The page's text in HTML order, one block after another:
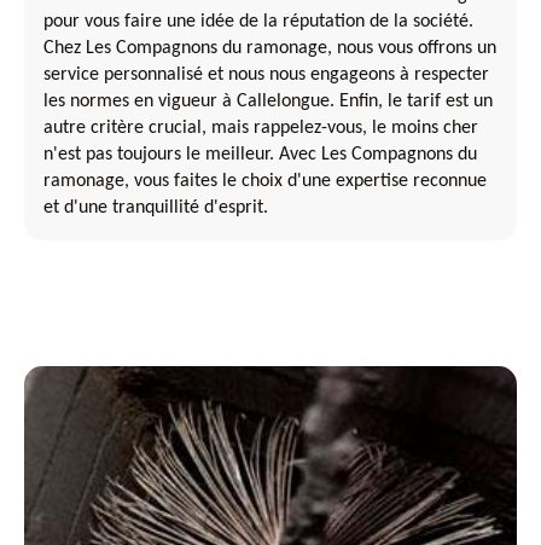
pour vous faire une idée de la réputation de la société.
Chez Les Compagnons du ramonage, nous vous offrons un
service personnalisé et nous nous engageons à respecter
les normes en vigueur à Callelongue. Enfin, le tarif est un
autre critère crucial, mais rappelez-vous, le moins cher
n'est pas toujours le meilleur. Avec Les Compagnons du
ramonage, vous faites le choix d'une expertise reconnue
et d'une tranquillité d'esprit.